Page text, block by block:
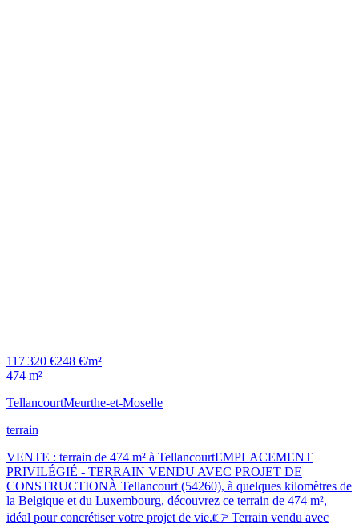
117 320 €248 €/m²
474 m²
TellancourtMeurthe-et-Moselle
terrain
VENTE : terrain de 474 m² à TellancourtEMPLACEMENT
PRIVILÉGIÉ - TERRAIN VENDU AVEC PROJET DE
CONSTRUCTIONÀ Tellancourt (54260), à quelques kilomètres de
la Belgique et du Luxembourg, découvrez ce terrain de 474 m²,
idéal pour concrétiser votre projet de vie.👉 Terrain vendu avec